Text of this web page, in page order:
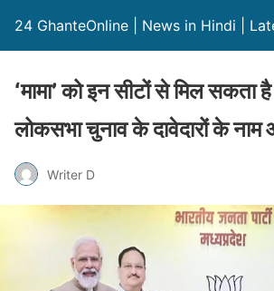
24 GhanteOnline | News in Hindi |
‘मामा’ को इन सीटों से मिल सकता
लोकसभा चुनाव के दावेदारों के
Writer D